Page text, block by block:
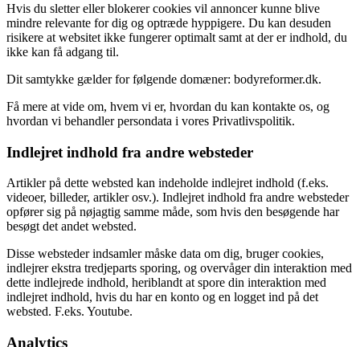
Hvis du sletter eller blokerer cookies vil annoncer kunne blive
mindre relevante for dig og optræde hyppigere. Du kan desuden
risikere at websitet ikke fungerer optimalt samt at der er indhold, du
ikke kan få adgang til.
Dit samtykke gælder for følgende domæner: bodyreformer.dk.
Få mere at vide om, hvem vi er, hvordan du kan kontakte os, og
hvordan vi behandler persondata i vores Privatlivspolitik.
Indlejret indhold fra andre websteder
Artikler på dette websted kan indeholde indlejret indhold (f.eks.
videoer, billeder, artikler osv.). Indlejret indhold fra andre websteder
opfører sig på nøjagtig samme måde, som hvis den besøgende har
besøgt det andet websted.
Disse websteder indsamler måske data om dig, bruger cookies,
indlejrer ekstra tredjeparts sporing, og overvåger din interaktion med
dette indlejrede indhold, heriblandt at spore din interaktion med
indlejret indhold, hvis du har en konto og en logget ind på det
websted. F.eks. Youtube.
Analytics